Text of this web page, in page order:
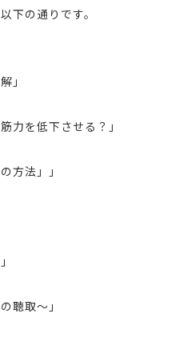
下の通りです。
」
力を低下させる？」
方法」」
聴取～」